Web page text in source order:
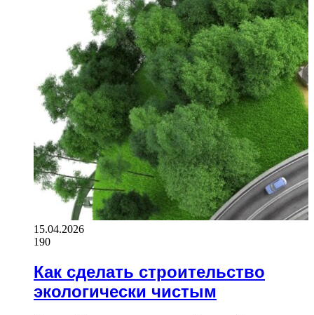
15.04.2026
190
Как сделать строительство
экологически чистым